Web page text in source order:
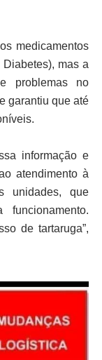
medicamentos
mas a
problemas no
garantiu que até
informação e
atendimento à
unidades, que
de tartaruga”,